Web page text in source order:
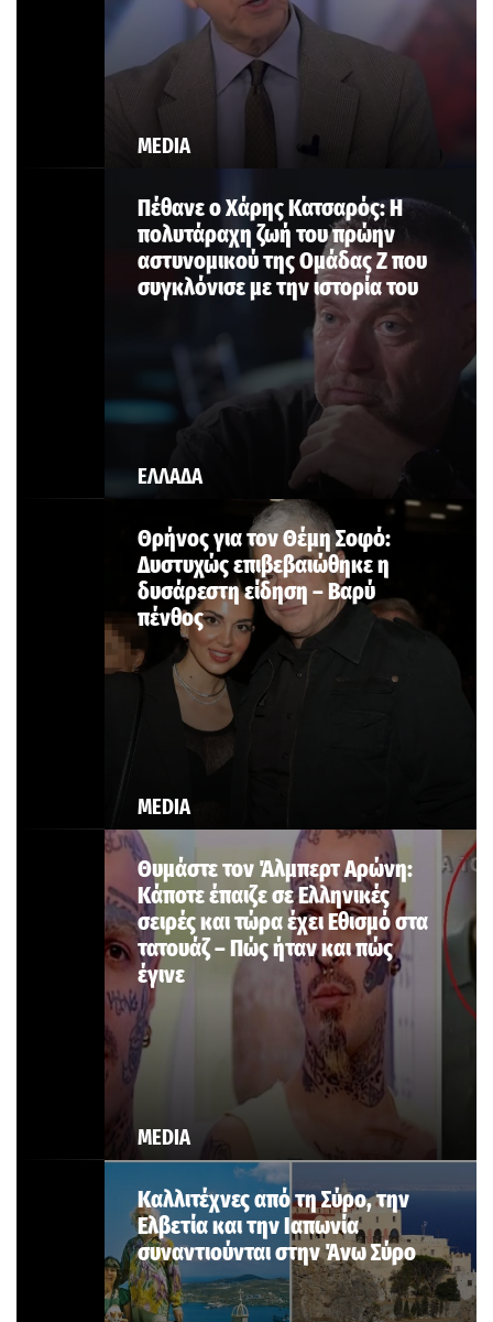
MEDIA
ΕΛΛΑΔΑ
Πέθανε ο Χάρης Κατσαρός: Η
πολυτάραχη ζωή του πρώην
αστυνομικού της Ομάδας Ζ που
συγκλόνισε με την ιστορία του
MEDIA
Θρήνος για τον Θέμη Σοφό:
Δυστυχώς επιβεβαιώθηκε η
δυσάρεστη είδηση – Βαρύ
πένθος
MEDIA
Θυμάστε τον Άλμπερτ Αρώνη:
Κάποτε έπαιζε σε Ελληνικές
σειρές και τώρα έχει Εθισμό στα
τατουάζ – Πώς ήταν και πώς
έγινε
Καλλιτέχνες από τη Σύρο, την
Ελβετία και την Ιαπωνία
συναντιούνται στην Άνω Σύρο